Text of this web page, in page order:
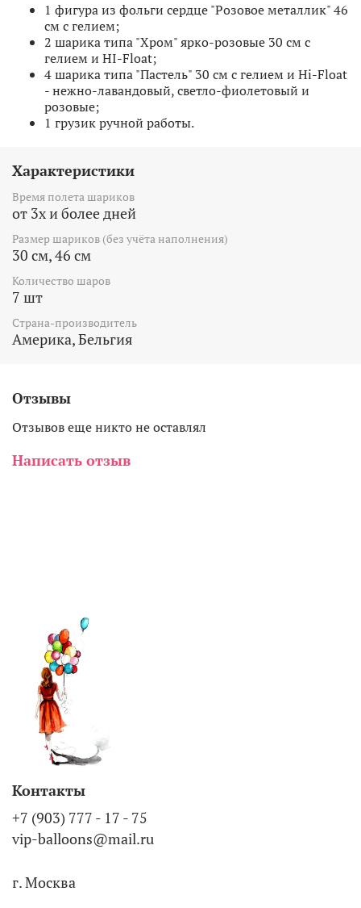
1 фигура из фольги сердце "Розовое металлик" 46
см с гелием;
2 шарика типа "Хром" ярко-розовые 30 см с
гелием и HI-Float;
4 шарика типа "Пастель" 30 см с гелием и Hi-Float
- нежно-лавандовый, светло-фиолетовый и
розовые;
1 грузик ручной работы.
Характеристики
Время полета шариков
от 3х и более дней
Размер шариков (без учёта наполнения)
30 см, 46 см
Количество шаров
7 шт
Страна-производитель
Америка, Бельгия
Отзывы
Отзывов еще никто не оставлял
Написать отзыв
Контакты
+7 (903) 777 - 17 - 75
vip-balloons@mail.ru
г. Москва